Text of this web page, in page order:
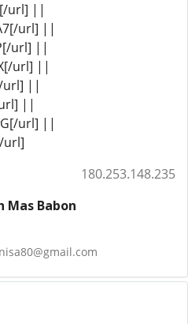
url] ||
url] ||
url] ||
url] ||
url] ||
||
url] ||
url]
180.253.148.235
Mas Babon